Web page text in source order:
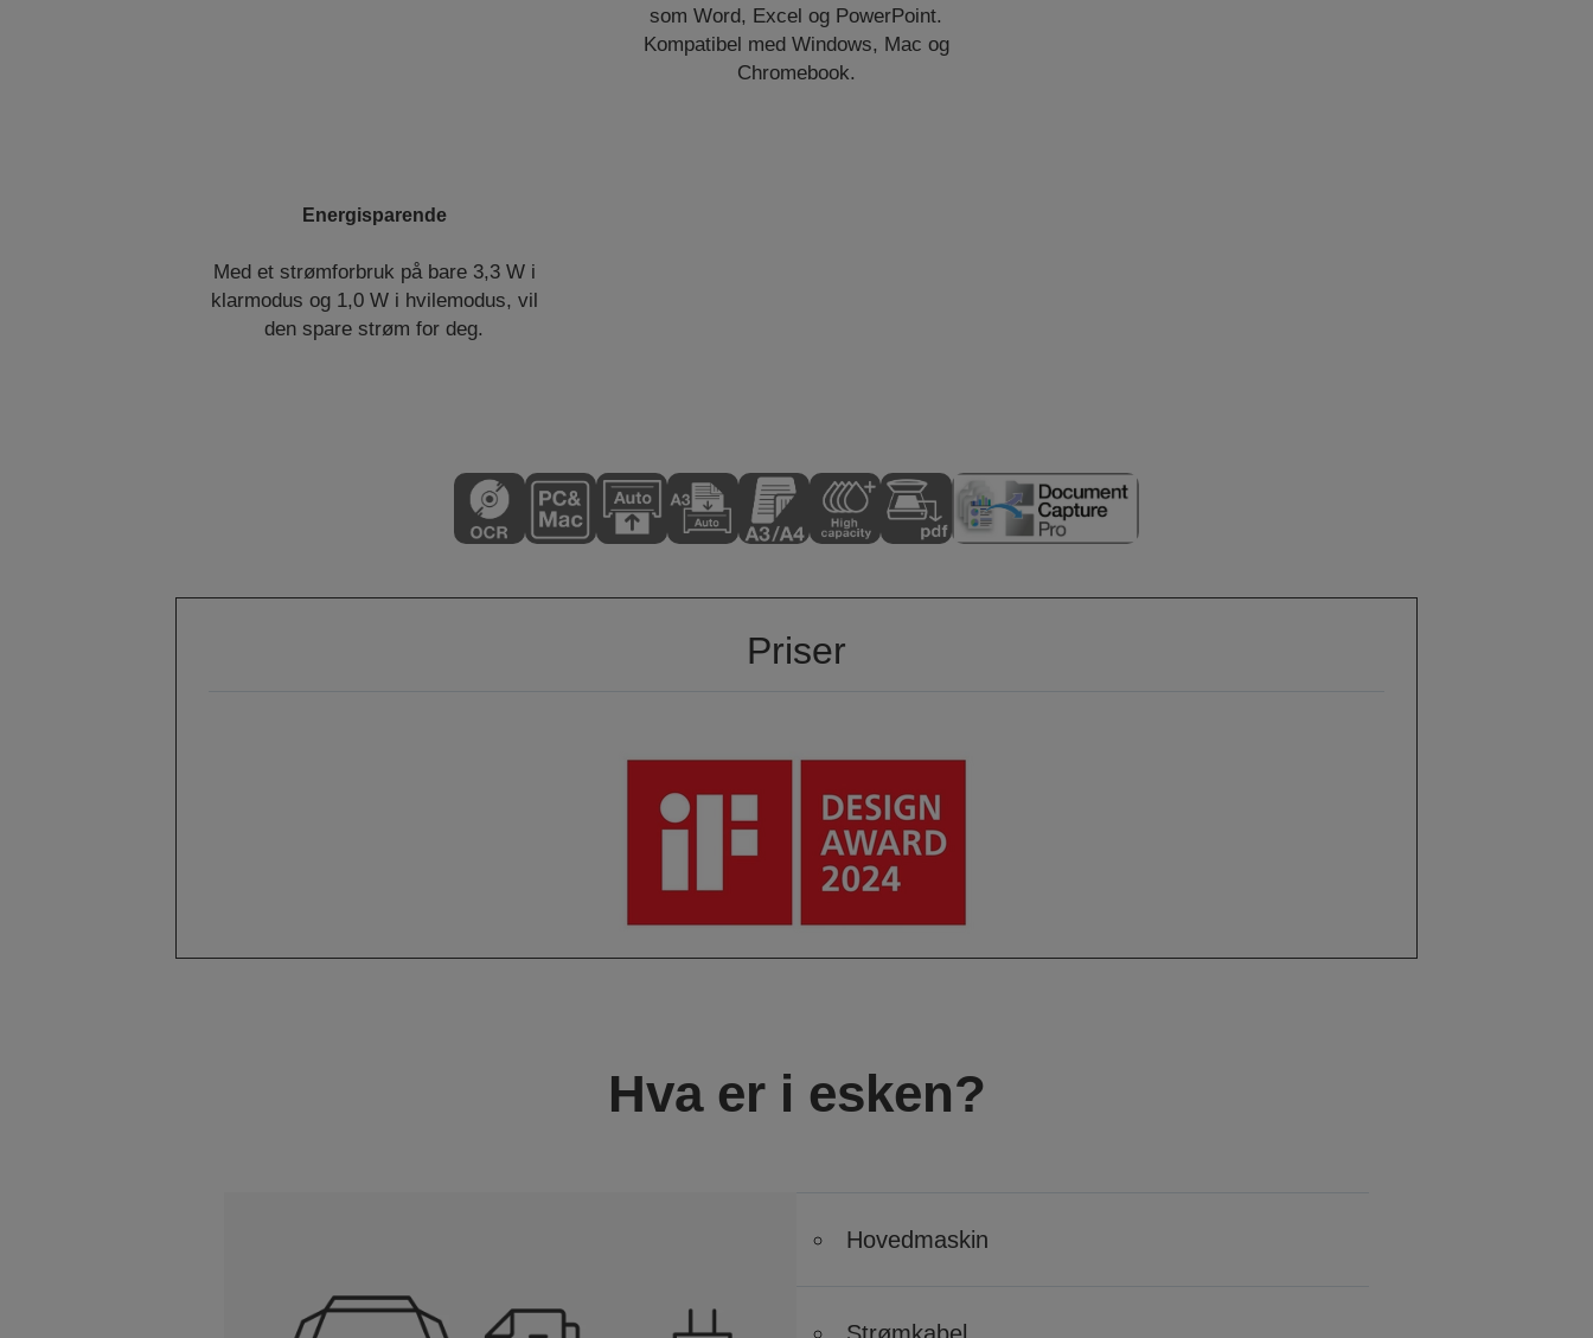
som Word, Excel og PowerPoint.
Kompatibel med Windows, Mac og
Chromebook.
Energisparende
Med et strømforbruk på bare 3,3 W i
klarmodus og 1,0 W i hvilemodus, vil
den spare strøm for deg.
Priser
Hva er i esken?
Hovedmaskin